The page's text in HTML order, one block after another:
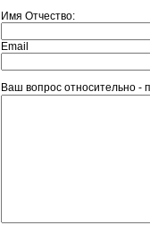
Имя Отчество:
Email
Ваш вопрос относительно -